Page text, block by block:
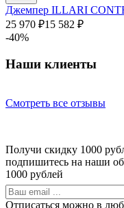
Джемпер ILLARI
25 970 ₽15 582 ₽
-40%
Наши клиенты
Смотреть все отзывы
Получи скидку 1000
подпишитесь на наши
1000 рублей
Отписаться можно в